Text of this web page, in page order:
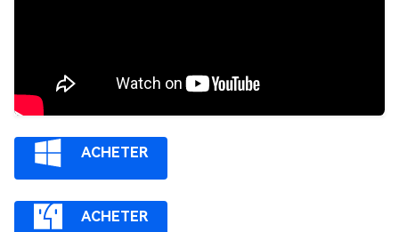
ACHETER
ACHETER